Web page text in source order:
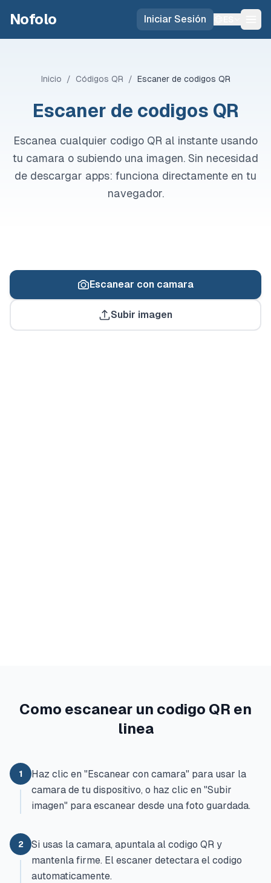
Nofolo Iniciar Sesión
Inicio / Códigos QR / Escaner de codigos QR
Escaner de codigos QR
Escanea cualquier codigo QR al instante usando
tu camara o subiendo una imagen. Sin necesidad
de descargar apps: funciona directamente en tu
navegador.
Listo para escanear
Usa tu camara o sube una imagen
Escanear con camara
Subir imagen
Como escanear un codigo QR en
linea
1
Haz clic en "Escanear con camara" para usar la
camara de tu dispositivo, o haz clic en "Subir
imagen" para escanear desde una foto guardada.
2
Si usas la camara, apuntala al codigo QR y
mantenla firme. El escaner detectara el codigo
automaticamente.